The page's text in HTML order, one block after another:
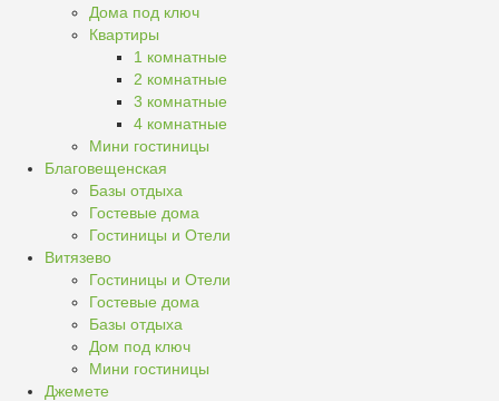
Дома под ключ
Квартиры
1 комнатные
2 комнатные
3 комнатные
4 комнатные
Мини гостиницы
Благовещенская
Базы отдыха
Гостевые дома
Гостиницы и Отели
Витязево
Гостиницы и Отели
Гостевые дома
Базы отдыха
Дом под ключ
Мини гостиницы
Джемете